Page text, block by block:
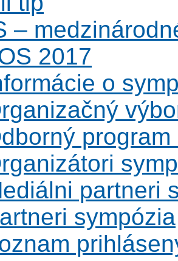
–
2017
o
partneri
sympózia